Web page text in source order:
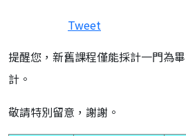
Tweet
提醒您，新舊課程僅能採計一門為
計。
敬請特別留意，謝謝。